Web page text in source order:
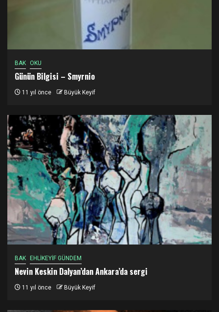
BAK OKU
Günün Bilgisi – Smyrnio
11 yıl önce Büyük Keyif
BAK EHLİKEYİF GÜNDEM
Nevin Keskin Dalyan’dan Ankara’da sergi
11 yıl önce Büyük Keyif